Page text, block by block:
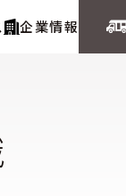
企業情報